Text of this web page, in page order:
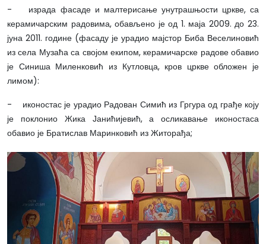
- израда фасаде и малтерисање унутрашњости цркве, са
керамичарским радовима, обављено је од 1. маја 2009. до 23.
јуна 2011. године (фасаду је урадио мајстор Биба Веселиновић
из села Музаћа са својом екипом, керамичарске радове обавио
је Синиша Миленковић из Кутловца, кров цркве обложен је
лимом):
- иконостас је урадио Радован Симић из Гргура од грађе коју
је поклонио Жика Јанићијевић, а осликавање иконостаса
обавио је Братислав Маринковић из Житорађа;